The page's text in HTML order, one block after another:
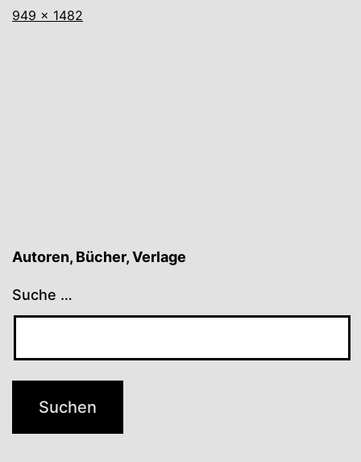
Vollständige
949 × 1482
Autoren, Bücher, Verlage
Suche …